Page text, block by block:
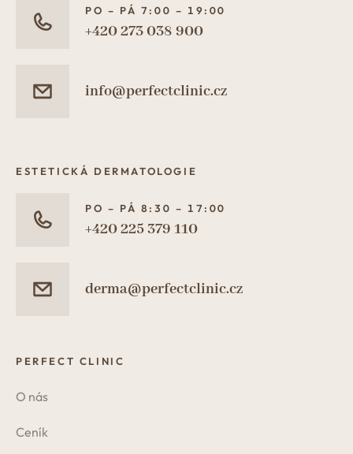
PO – PÁ 7:00 – 19:00
+420 273 038 900
info@perfectclinic.cz
ESTETICKÁ DERMATOLOGIE
PO – PÁ 8:30 – 17:00
+420 225 379 110
derma@perfectclinic.cz
PERFECT CLINIC
O nás
Ceník